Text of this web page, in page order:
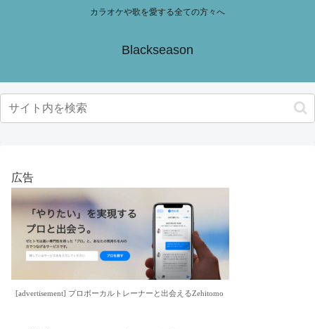
カラオケや歌を愛する全ての方々へ
Blackseason
広告
[advertisement] プロボーカルトレーナーと出会えるZehitomo